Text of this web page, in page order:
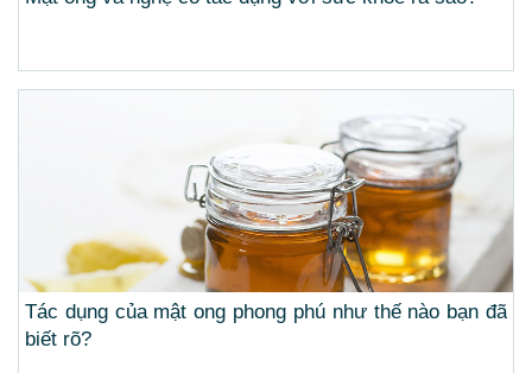
Tác dụng của mật ong phong phú như thế nào bạn đã
biết rõ?